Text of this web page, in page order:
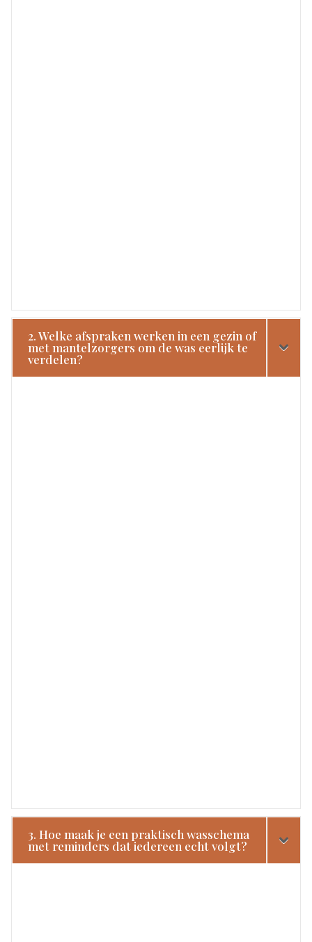
2. Welke afspraken werken in een gezin of
met mantelzorgers om de was eerlijk te
verdelen?
3. Hoe maak je een praktisch wasschema
met reminders dat iedereen echt volgt?